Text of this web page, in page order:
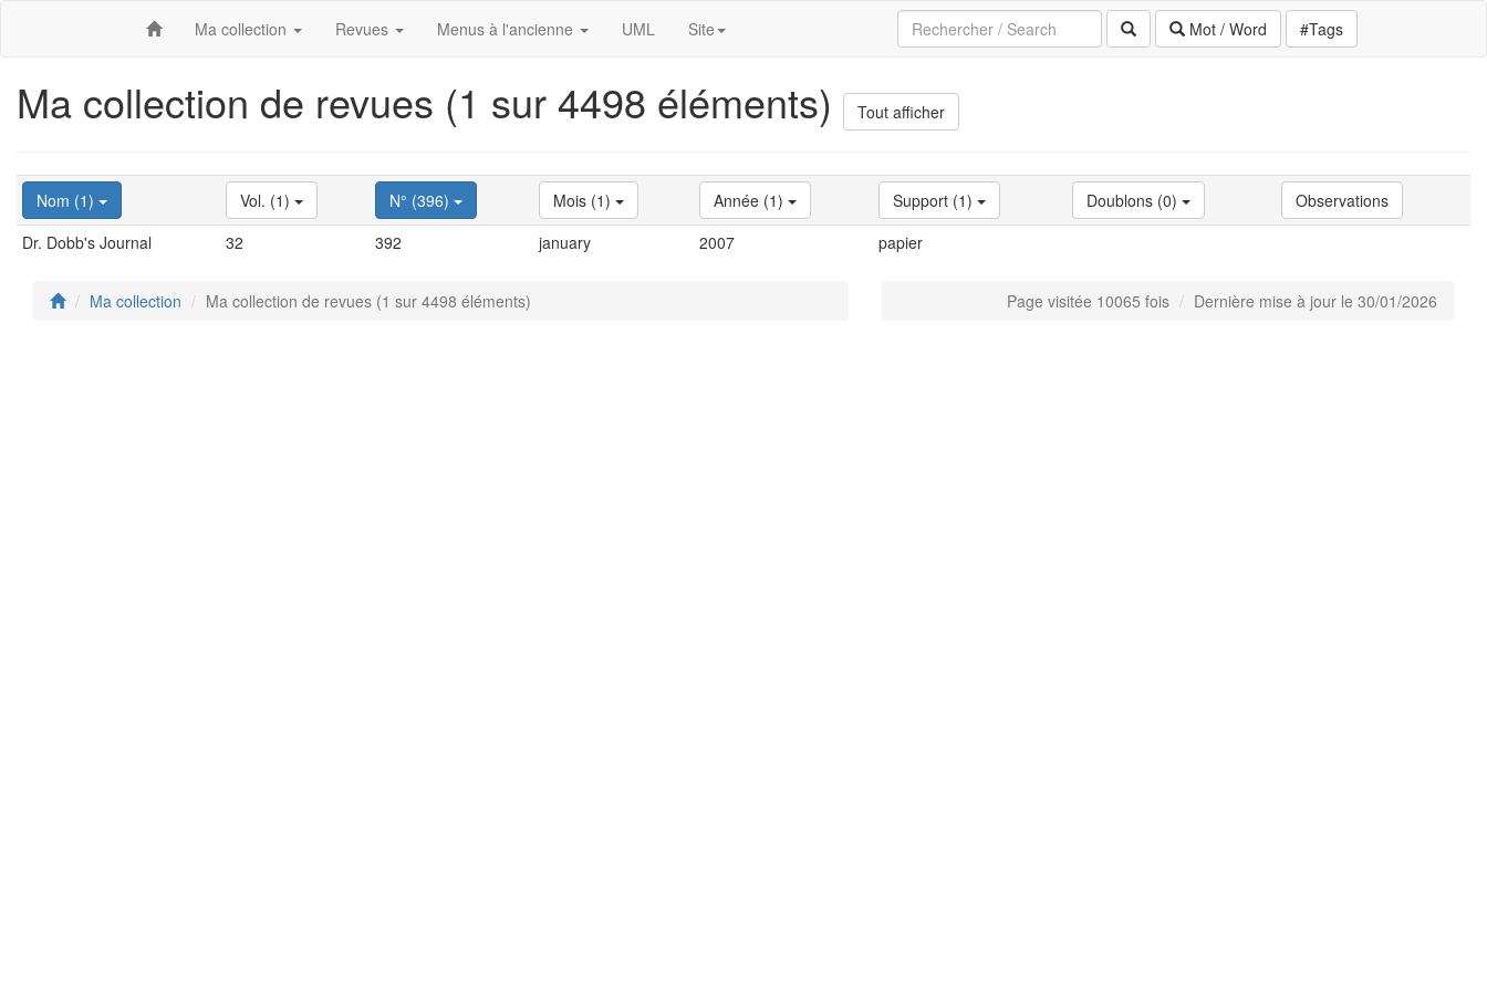
Ma collection Revues Menus à l'ancienne UML Site Mot / Word #Tags
Ma collection de revues (1 sur 4498 éléments) Tout afficher
Nom (1) Vol. (1) N° (396) Mois (1) Année (1) Support (1) Doublons (0)
Observations
Dr. Dobb's Journal
32 392 january 2007 papier
Ma collection Ma collection de revues (1 sur 4498 éléments) Page visitée 10065 fois Dernière mise à jour le 30/01/2026